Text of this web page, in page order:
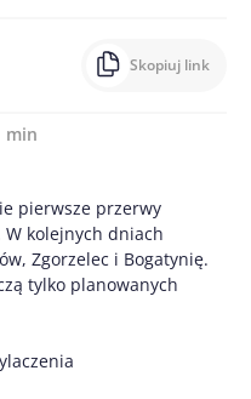
Skopiuj link
min
pierwsze przerwy
kolejnych dniach
Zgorzelec i Bogatynię.
tylko planowanych